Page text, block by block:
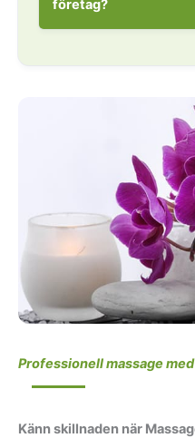
företag?
I kvarteren kring/vid
bland annat:
Professionell massage
Känn skillnaden när